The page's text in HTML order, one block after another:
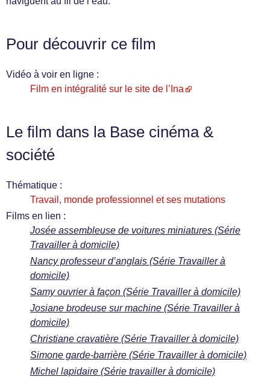
Pour découvrir ce film
Vidéo à voir en ligne :
Film en intégralité sur le site de l’Ina
Le film dans la Base cinéma &
société
Thématique :
Travail, monde professionnel et ses mutations
Films en lien :
Josée assembleuse de voitures miniatures (Série
Travailler à domicile)
Nancy professeur d’anglais (Série Travailler à
domicile)
Samy ouvrier à façon (Série Travailler à domicile)
Josiane brodeuse sur machine (Série Travailler à
domicile)
Christiane cravatière (Série Travailler à domicile)
Simone garde-barrière (Série Travailler à domicile)
Michel lapidaire (Série travailler à domicile)